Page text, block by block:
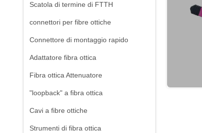
Scatola di termine di FTTH
connettori per fibre ottiche
Connettore di montaggio rapido
Adattatore fibra ottica
Fibra ottica Attenuatore
"loopback" a fibra ottica
Cavi a fibre ottiche
Strumenti di fibra ottica